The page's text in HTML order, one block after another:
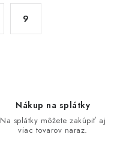
9
Nákup na splátky
Na splátky môžete zakúpiť aj
viac tovarov naraz.